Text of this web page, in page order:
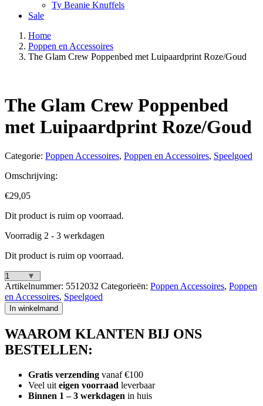
Ty Beanie Knuffels
Sale
Home
Poppen en Accessoires
The Glam Crew Poppenbed met Luipaardprint Roze/Goud
The Glam Crew Poppenbed
met Luipaardprint Roze/Goud
Categorie: Poppen Accessoires, Poppen en Accessoires, Speelgoed
Omschrijving:
€29,05
Dit product is ruim op voorraad.
Voorradig 2 - 3 werkdagen
Dit product is ruim op voorraad.
The
Glam
Crew
Poppenbed
Luipaardprint
Roze/Goud
aantal
Artikelnummer: 5512032 Categorieën: Poppen Accessoires, Poppen
en Accessoires, Speelgoed
In winkelmand
WAAROM KLANTEN BIJ ONS
BESTELLEN:
Gratis verzending vanaf €100
Veel uit eigen voorraad leverbaar
Binnen 1 – 3 werkdagen in huis